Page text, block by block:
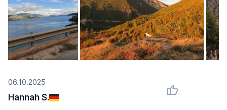
06.10.2025
Hannah S.